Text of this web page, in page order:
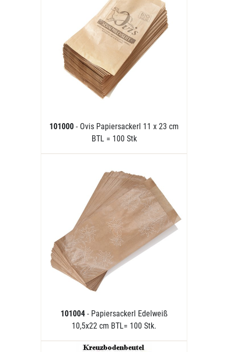
101000 - Ovis Papiersackerl 11 x 23 cm
BTL = 100 Stk
101004 - Papiersackerl Edelweiß
10,5x22 cm BTL= 100 Stk.